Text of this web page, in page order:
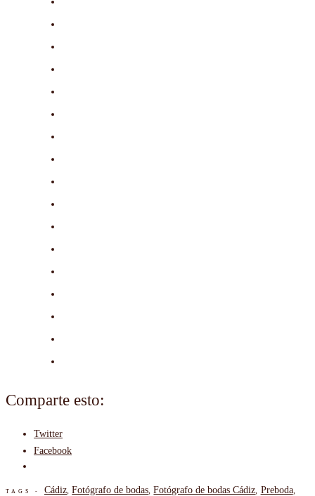
Comparte esto:
Twitter
Facebook
TAGS - Cádiz,Fotógrafo de bodas,Fotógrafo de bodas Cádiz, Preboda,